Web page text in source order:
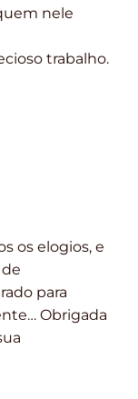
nele
trabalho.
os elogios, e
para
Obrigada